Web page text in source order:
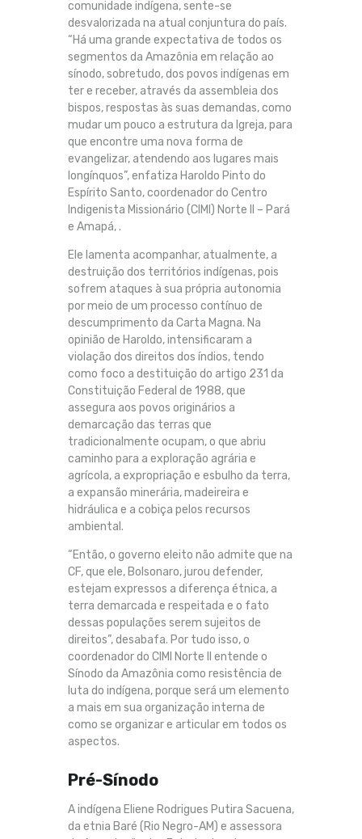
comunidade indígena, sente-se
desvalorizada na atual conjuntura do país.
“Há uma grande expectativa de todos os
segmentos da Amazônia em relação ao
sínodo, sobretudo, dos povos indígenas em
ter e receber, através da assembleia dos
bispos, respostas às suas demandas, como
mudar um pouco a estrutura da Igreja, para
que encontre uma nova forma de
evangelizar, atendendo aos lugares mais
longínquos”, enfatiza Haroldo Pinto do
Espírito Santo, coordenador do Centro
Indigenista Missionário (CIMI) Norte II – Pará
e Amapá, .
Ele lamenta acompanhar, atualmente, a
destruição dos territórios indígenas, pois
sofrem ataques à sua própria autonomia
por meio de um processo contínuo de
descumprimento da Carta Magna. Na
opinião de Haroldo, intensificaram a
violação dos direitos dos índios, tendo
como foco a destituição do artigo 231 da
Constituição Federal de 1988, que
assegura aos povos originários a
demarcação das terras que
tradicionalmente ocupam, o que abriu
caminho para a exploração agrária e
agrícola, a expropriação e esbulho da terra,
a expansão minerária, madeireira e
hidráulica e a cobiça pelos recursos
ambiental.
“Então, o governo eleito não admite que na
CF, que ele, Bolsonaro, jurou defender,
estejam expressos a diferença étnica, a
terra demarcada e respeitada e o fato
dessas populações serem sujeitos de
direitos”, desabafa. Por tudo isso, o
coordenador do CIMI Norte II entende o
Sínodo da Amazônia como resistência de
luta do indígena, porque será um elemento
a mais em sua organização interna de
como se organizar e articular em todos os
aspectos.
Pré-Sínodo
A indígena Eliene Rodrigues Putira Sacuena,
da etnia Baré (Rio Negro-AM) e assessora